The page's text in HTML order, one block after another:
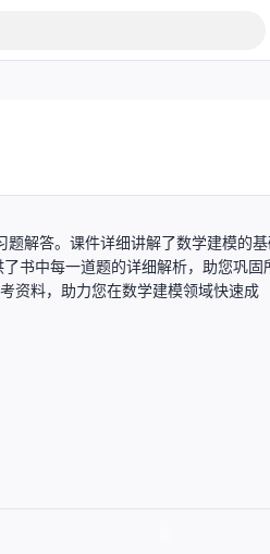
解答。课件详细讲解了数学建模的
书中每一道题的详细解析，助您巩固
资料，助力您在数学建模领域快速成